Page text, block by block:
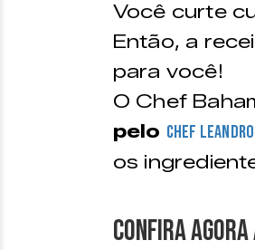
Você curte
Então, a
para você!
O Chef
pelo Chef
os
Confira agora